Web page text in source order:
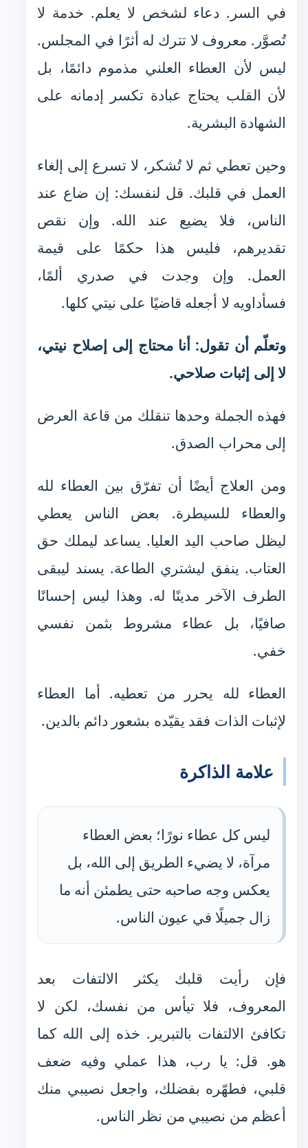
في السر. دعاء لشخص لا يعلم. خدمة لا
تُصوَّر. معروف لا تترك له أثرًا في المجلس.
ليس لأن العطاء العلني مذموم دائمًا، بل
لأن القلب يحتاج عبادة تكسر إدمانه على
الشهادة البشرية.
وحين تعطي ثم لا تُشكر، لا تسرع إلى إلغاء
العمل في قلبك. قل لنفسك: إن ضاع عند
الناس، فلا يضيع عند الله. وإن نقص
تقديرهم، فليس هذا حكمًا على قيمة
العمل. وإن وجدت في صدري ألمًا،
فسأداويه لا أجعله قاضيًا على نيتي كلها.
وتعلّم أن تقول: أنا محتاج إلى إصلاح نيتي،
لا إلى إثبات صلاحي.
فهذه الجملة وحدها تنقلك من قاعة العرض
إلى محراب الصدق.
ومن العلاج أيضًا أن تفرّق بين العطاء لله
والعطاء للسيطرة. بعض الناس يعطي
ليظل صاحب اليد العليا. يساعد ليملك حق
العتاب. ينفق ليشتري الطاعة. يسند ليبقى
الطرف الآخر مدينًا له. وهذا ليس إحسانًا
صافيًا، بل عطاء مشروط بثمن نفسي
خفي.
العطاء لله يحرر من تعطيه. أما العطاء
لإثبات الذات فقد يقيّده بشعور دائم بالدين.
علامة الذاكرة
ليس كل عطاء نورًا؛ بعض العطاء
مرآة، لا يضيء الطريق إلى الله، بل
يعكس وجه صاحبه حتى يطمئن أنه ما
زال جميلًا في عيون الناس.
فإن رأيت قلبك يكثر الالتفات بعد
المعروف، فلا تيأس من نفسك، لكن لا
تكافئ الالتفات بالتبرير. خذه إلى الله كما
هو. قل: يا رب، هذا عملي وفيه ضعف
قلبي، فطهّره بفضلك، واجعل نصيبي منك
أعظم من نصيبي من نظر الناس.